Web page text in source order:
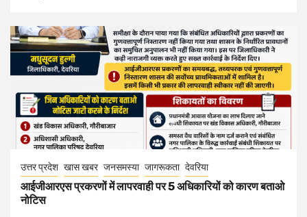
उत्तर प्रदेश खास खबर जनसमस्या जागरूकता देवरिया
आईजीआरएस प्रकरणों में लापरवाही पर 5 अधिकारियों को कारण बताओ
नोटिस